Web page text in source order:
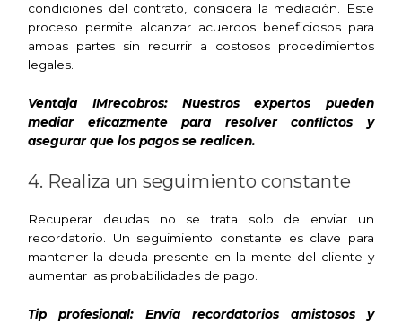
condiciones del contrato, considera la mediación. Este
proceso permite alcanzar acuerdos beneficiosos para
ambas partes sin recurrir a costosos procedimientos
legales.
Ventaja IMrecobros: Nuestros expertos pueden
mediar eficazmente para resolver conflictos y
asegurar que los pagos se realicen.
4. Realiza un seguimiento constante
Recuperar deudas no se trata solo de enviar un
recordatorio. Un seguimiento constante es clave para
mantener la deuda presente en la mente del cliente y
aumentar las probabilidades de pago.
Tip profesional: Envía recordatorios amistosos y